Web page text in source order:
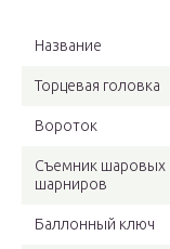
Название
Торцевая головка
Вороток
Съемник шаровых
шарниров
Баллонный ключ